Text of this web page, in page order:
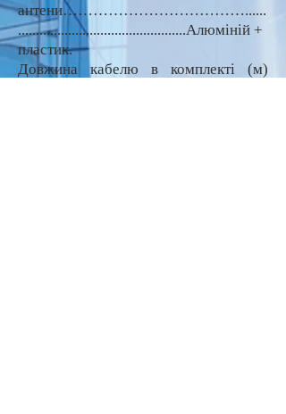
антени………………………………......
...............................................Алюміній +
пластик.
Довжина кабелю в комплекті (м)